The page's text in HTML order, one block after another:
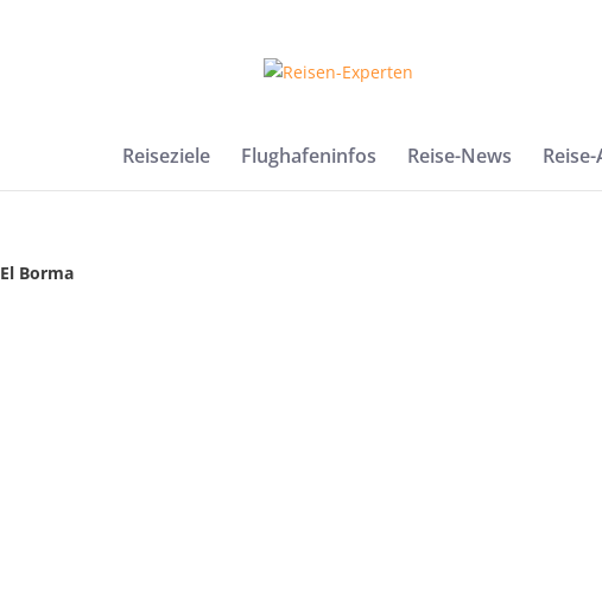
Reiseziele Flughafeninfos Reise-News
El Borma